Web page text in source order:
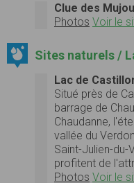
Clue des
Photos Voir le
Sites naturels /
Lac de
Situé près de
barrage de
Chaudanne,
vallée du
Saint-Julien-du-
profitent de
Photos Voir le